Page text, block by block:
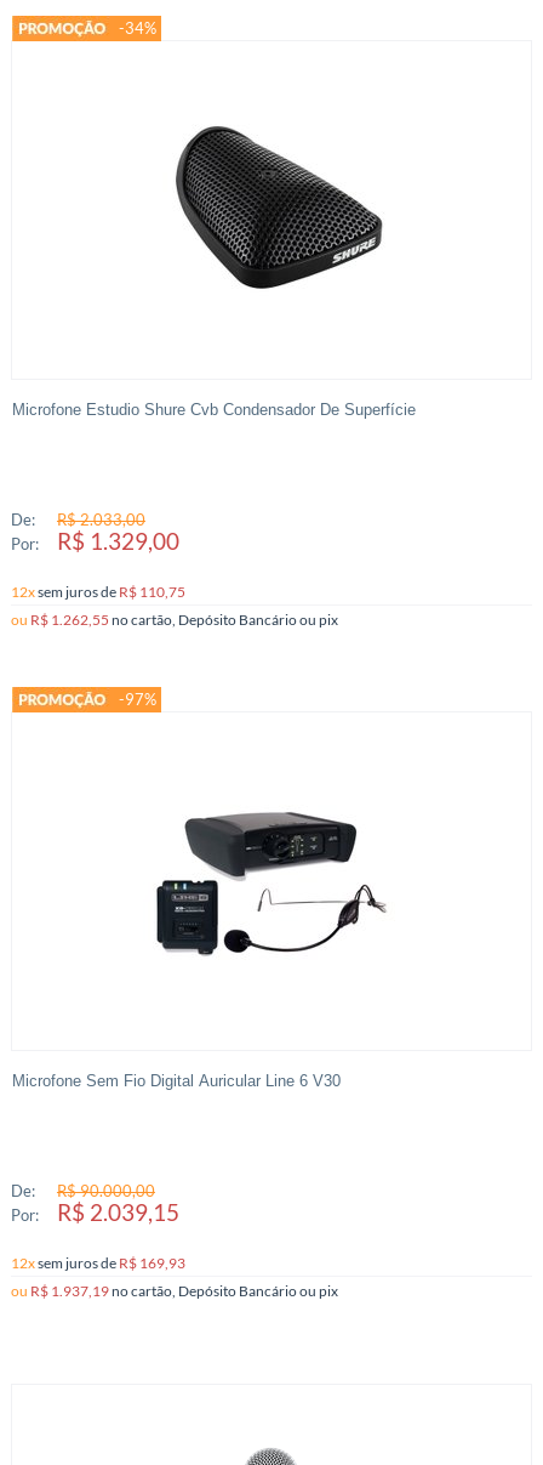
-34%
Microfone Estudio Shure Cvb Condensador De Superfície
De:
R$ 2.033,00
Por:
R$ 1.329,00
12xsem jurosde R$ 110,75
ou R$ 1.262,55 no cartão, Depósito Bancário ou pix
-97%
Microfone Sem Fio Digital Auricular Line 6 V30
De:
R$ 90.000,00
Por:
R$ 2.039,15
12xsem jurosde R$ 169,93
ou R$ 1.937,19 no cartão, Depósito Bancário ou pix